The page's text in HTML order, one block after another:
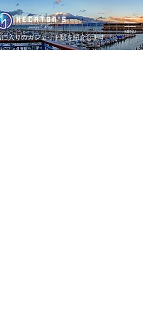
入りのガジェット類を紹介します